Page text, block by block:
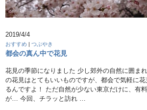
2019/4/4
おすすめ |つぶやき
都会の真ん中で花見
花見の季節になりました 少し郊外の自然に囲ま
の花見はとてもいいものですが、都会で気軽に
るんですよ！ ただ自然が少ない東京だけに、有
が… 今回、チラッと訪れ …